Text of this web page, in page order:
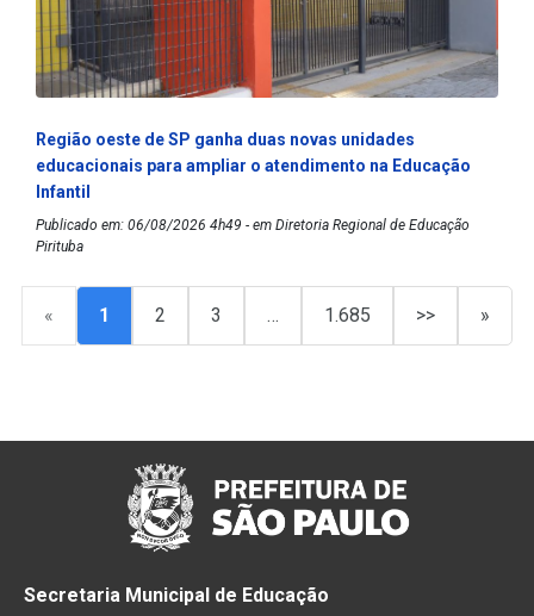
Região oeste de SP ganha duas novas unidades
educacionais para ampliar o atendimento na Educação
Infantil
Publicado em: 06/08/2026 4h49 - em Diretoria Regional de Educação
Pirituba
« 1 2 3 … 1.685 >> »
Secretaria Municipal de Educação